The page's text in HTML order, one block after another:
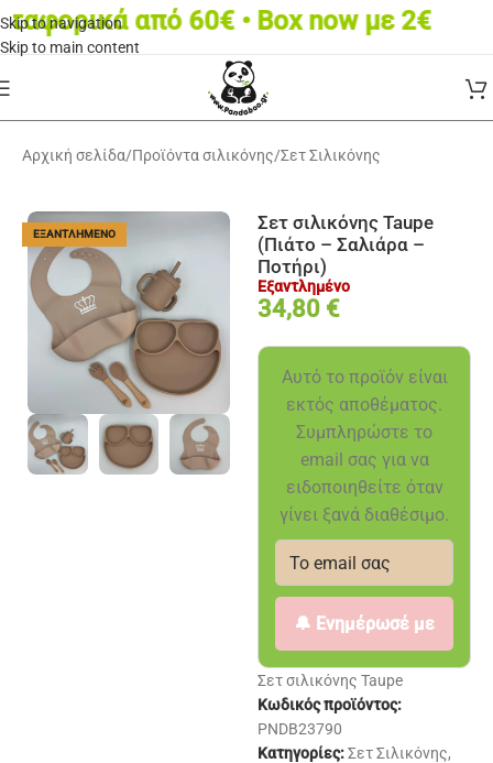
Skip to navigation
Skip to main content
από 60€ • Box now με 2€
Αρχική σελίδα/Προϊόντα σιλικόνης/Σετ Σιλικόνης
ΕΞΑΝΤΛΗΜΈΝΟ
Σετ σιλικόνης Taupe
(Πιάτο – Σαλιάρα –
Ποτήρι)
Εξαντλημένο
34,80 €
Αυτό το προϊόν είναι
εκτός αποθέματος.
Συμπληρώστε το
email σας για να
ειδοποιηθείτε όταν
γίνει ξανά διαθέσιμο.
🔔 Ενημέρωσέ με
Σετ σιλικόνης Taupe
Κωδικός προϊόντος:
PNDB23790
Κατηγορίες:Σετ Σιλικόνης,